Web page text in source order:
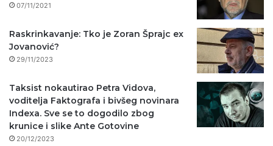
07/11/2021
Raskrinkavanje: Tko je Zoran Šprajc ex
Jovanović?
29/11/2023
Taksist nokautirao Petra Vidova,
voditelja Faktografa i bivšeg novinara
Indexa. Sve se to dogodilo zbog
krunice i slike Ante Gotovine
20/12/2023